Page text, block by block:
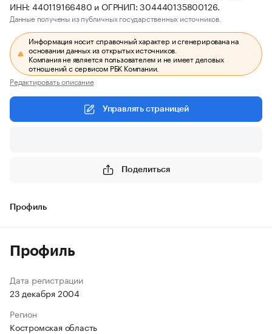
ИНН: 440119166480 и ОГРНИП: 304440135800126.
Данные получены из публичных государственных источников.
Информация носит справочный характер и сгенерирована на
основании данных из открытых источников.
Компания не является пользователем и не имеет деловых
отношений с сервисом РБК Компании.
Редактировать описание
Управлять страницей
Поделиться
Профиль
Профиль
Дата регистрации
23 декабря 2004
Регион
Костромская область